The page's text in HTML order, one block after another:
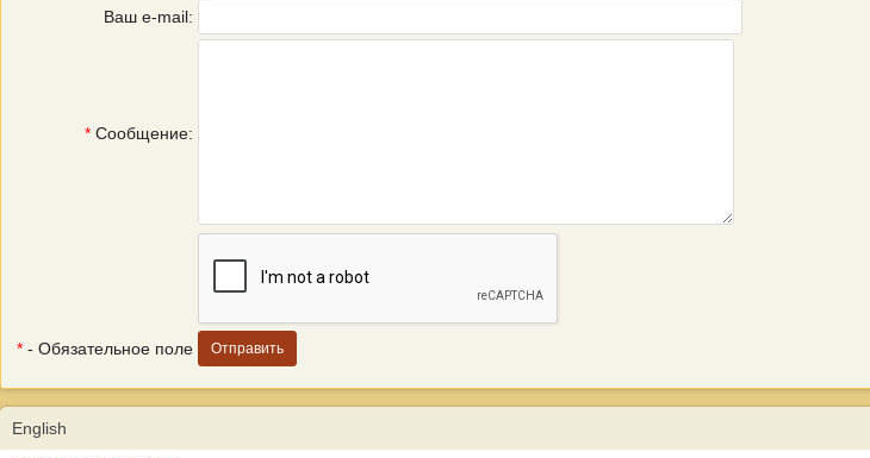
Ваш e-mail:
* Сообщение:
* - Обязательное поле
English